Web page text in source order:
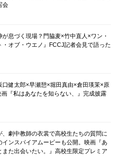
会
息づく現場？門脇麦×竹中直人×ワン・
オブ・ウエノ』FCCJ記者会見で語った
口健太郎×早瀬憩×堀田真由×倉田瑛茉×原
『私はあなたを知らない、』完成披露
劇中教師の衣裳で高校生たちの質問に
ンスパイアムービーも公開。映画『あ
た出会いたい。』高校生限定プレミア